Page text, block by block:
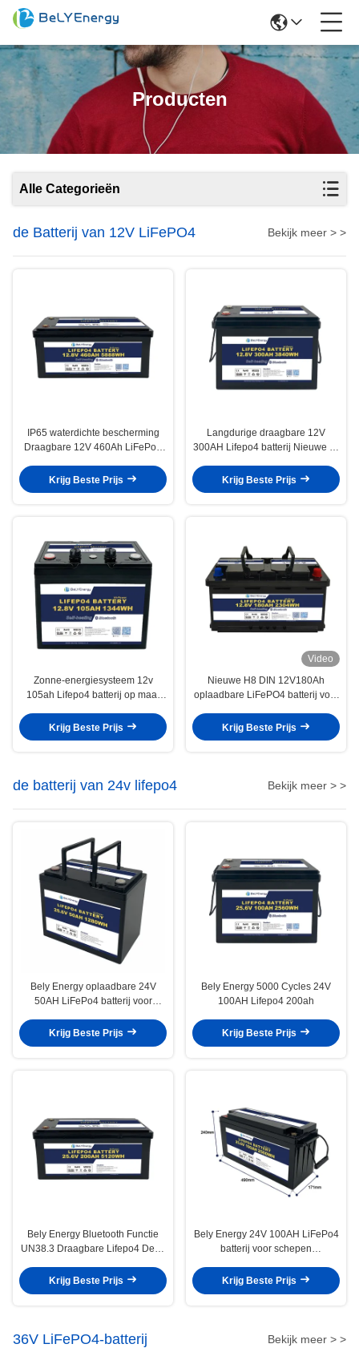
Producten
Alle Categorieën
de Batterij van 12V LiFePO4 Bekijk meer > >
IP65 waterdichte bescherming
Draagbare 12V 460Ah LiFePo4
camper
Krijg Beste Prijs
Langdurige draagbare 12V
300AH Lifepo4 batterij Nieuwe A-
Krijg Beste Prijs
Zonne-energiesysteem 12v
105ah Lifepo4 batterij op maat
Krijg Beste Prijs
Video
Nieuwe H8 DIN 12V180Ah
oplaadbare LiFePO4 batterij voor
Krijg Beste Prijs
de batterij van 24v lifepo4 Bekijk meer > >
Bely Energy oplaadbare 24V
50AH LiFePo4 batterij voor
Krijg Beste Prijs
Bely Energy 5000 Cycles 24V
100AH Lifepo4 200ah
Krijg Beste Prijs
Bely Energy Bluetooth Functie
UN38.3 Draagbare Lifepo4 Deep
Krijg Beste Prijs
Bely Energy 24V 100AH LiFePo4
batterij voor schepen
Krijg Beste Prijs
36V LiFePO4-batterij Bekijk meer > >